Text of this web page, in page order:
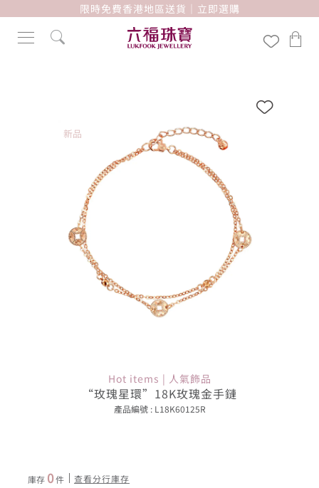
限時免費香港地區送貨｜立即選購
新品
Hot items | 人氣飾品
“玫瑰星環”18K玫瑰金手鏈
產品編號 : L18K60125R
庫存 0件 查看分行庫存